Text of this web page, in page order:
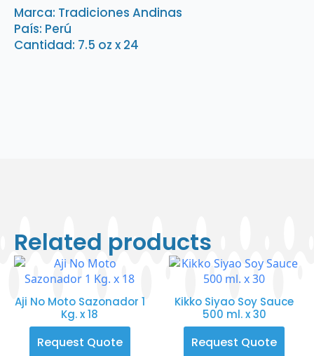
x
24
quantity
Marca: Tradiciones Andinas
País: Perú
Cantidad: 7.5 oz x 24
Related products
Aji No Moto Sazonador 1
Kg. x 18
Request Quote
Kikko Siyao Soy Sauce
500 ml. x 30
Request Quote